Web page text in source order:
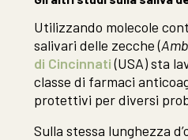
Utilizzando molecole
salivari delle zecche (
di Cincinnati(USA) sta
classe di farmaci
protettivi per diversi
Sulla stessa lunghezza